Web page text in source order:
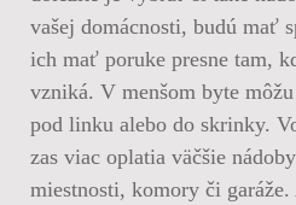
vašej domácnosti, budú mať
ich mať poruke presne tam,
vzniká. V menšom byte
pod linku alebo do skrinky.
zas viac oplatia väčšie
miestnosti, komory či